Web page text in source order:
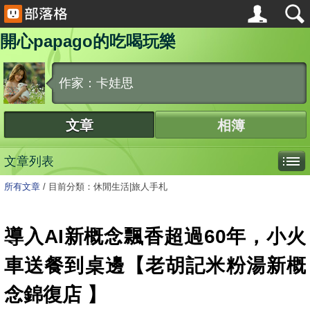
開心papago的吃喝玩樂
作家：卡娃思
文章 相簿
文章列表
所有文章 / 目前分類：休閒生活|旅人手札
導入AI新概念飄香超過60年，小火
車送餐到桌邊【老胡記米粉湯新概
念錦復店 】